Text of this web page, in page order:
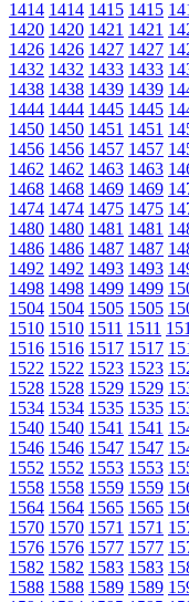
1414 1414 1415 1415
1420 1420 1421 1421
1426 1426 1427 1427
1432 1432 1433 1433
1438 1438 1439 1439
1444 1444 1445 1445
1450 1450 1451 1451
1456 1456 1457 1457
1462 1462 1463 1463
1468 1468 1469 1469
1474 1474 1475 1475
1480 1480 1481 1481
1486 1486 1487 1487
1492 1492 1493 1493
1498 1498 1499 1499
1504 1504 1505 1505
1510 1510 1511 1511
1516 1516 1517 1517
1522 1522 1523 1523
1528 1528 1529 1529
1534 1534 1535 1535
1540 1540 1541 1541
1546 1546 1547 1547
1552 1552 1553 1553
1558 1558 1559 1559
1564 1564 1565 1565
1570 1570 1571 1571
1576 1576 1577 1577
1582 1582 1583 1583
1588 1588 1589 1589